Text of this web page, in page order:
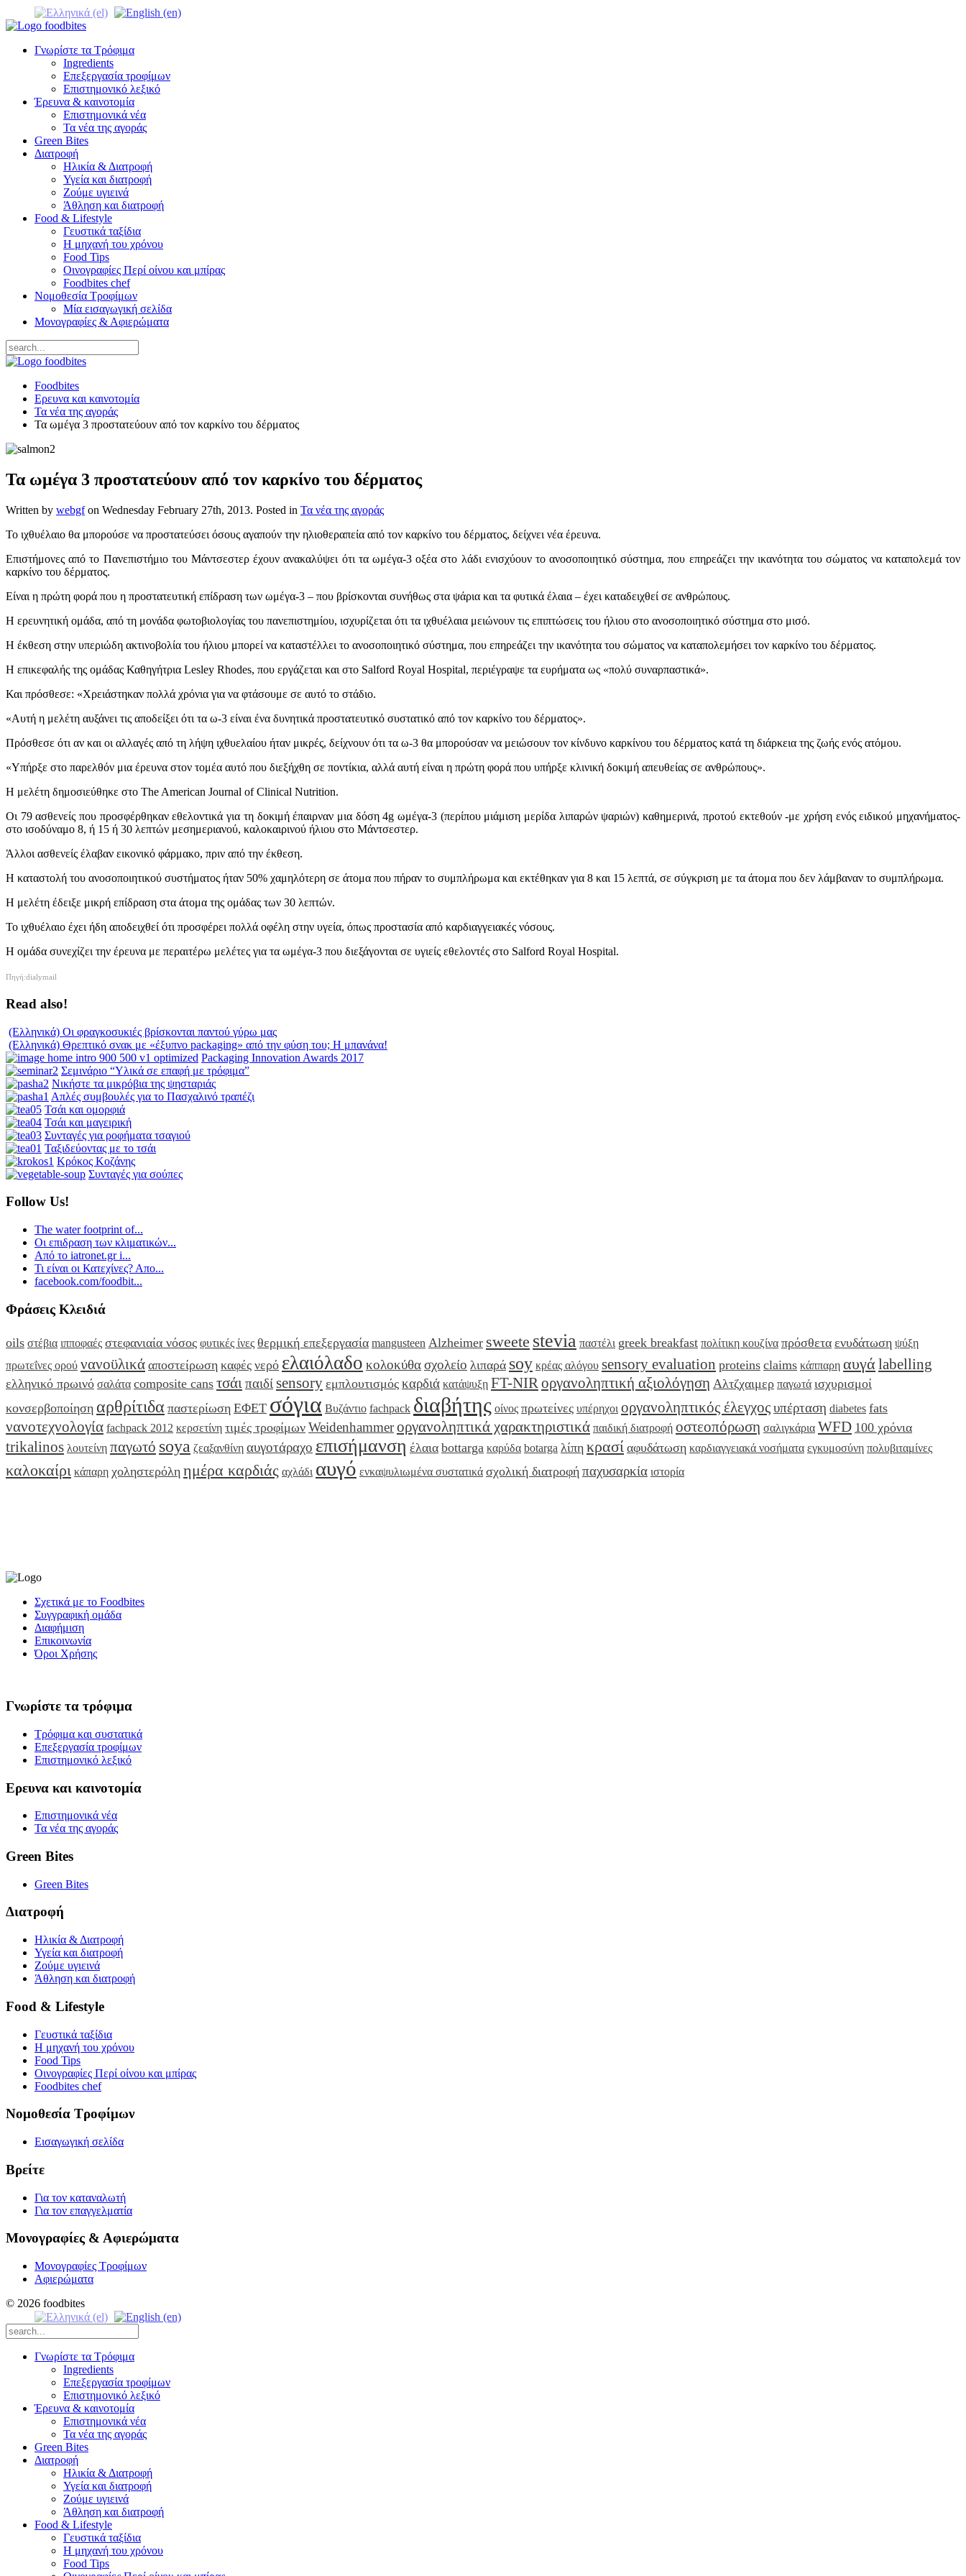
Γνωρίστε τα Τρόφιμα
Ingredients
Επεξεργασία τροφίμων
Επιστημονικό λεξικό
Έρευνα & καινοτομία
Επιστημονικά νέα
Τα νέα της αγοράς
Green Bites
Διατροφή
Ηλικία & Διατροφή
Υγεία και διατροφή
Ζούμε υγιεινά
Άθληση και διατροφή
Food & Lifestyle
Γευστικά ταξίδια
Η μηχανή του χρόνου
Food Tips
Οινογραφίες Περί οίνου και μπίρας
Foodbites chef
Νομοθεσία Τροφίμων
Μία εισαγωγική σελίδα
Μονογραφίες & Αφιερώματα
Foodbites
Ερευνα και καινοτομία
Τα νέα της αγοράς
Τα ωμέγα 3 προστατεύουν από τον καρκίνο του δέρματος
Τα ωμέγα 3 προστατεύουν από τον καρκίνο του δέρματος
Written by webgfon Wednesday February 27th, 2013. Posted in Τα νέα της αγοράς
Το ιχθυέλαιο θα μπορούσε να προστατεύσει όσους αγαπούν την ηλιοθεραπεία από τον καρκίνο του δέρματος, δείχνει νέα έρευνα.
Επιστήμονες από το Πανεπιστήμιο του Μάντσεστερ έχουν ανακαλύψει ότι τα ωμέγα-3 οξέα στο λάδι ενισχύουν το ανοσοποιητικό σύστημα, που επηρεάζει την ικανότητα του σώματος να καταπολεμά τον
καρκίνο του δέρματος.
Είναι η πρώτη φορά που η προστατευτική επίδραση των ωμέγα-3 – που βρίσκονται συνήθως στα ψάρια και τα φυτικά έλαια – έχει καταδειχθεί σε ανθρώπους.
Η ερευνητική ομάδα, από τη μονάδα φωτοβιολογίας του πανεπιστημίου, ισχυρίζεται ότι τα ιχθυέλαια μειώνουν τις επιπτώσεις του ήλιου στο ανοσοποιητικό σύστημα στο μισό.
Η έκθεση στην υπεριώδη ακτινοβολία του ήλιου μπορεί να καταστέλλει το ανοσοποιητικό σύστημα, που επηρεάζει την ικανότητα του σώματος να καταπολεμήσει τον καρκίνο του δέρματος.
Η επικεφαλής της ομάδας Καθηγήτρια Lesley Rhodes, που εργάζεται και στο Salford Royal Hospital, περιέγραψε τα ευρήματα ως «πολύ συναρπαστικά».
Και πρόσθεσε: «Χρειάστηκαν πολλά χρόνια για να φτάσουμε σε αυτό το στάδιο.
«Αυτή η μελέτη αυξάνει τις αποδείξει ότι τα ω-3 είναι ένα δυνητικά προστατευτικό συστατικό από τον καρκίνο του δέρματος».
Πρόσθεσε ότι αν και οι αλλαγές από τη λήψη ιχθυελαίου ήταν μικρές, δείχνουν ότι τα ω-3 θα μπορούσαν να μειώσουν τον κίνδυνο καρκίνου του δέρματος κατά τη διάρκεια της ζωής ενός ατόμου.
«Υπήρξε στο παρελθόν μια έρευνα στον τομέα αυτό που διεξήχθη σε ποντίκια, αλλά αυτή είναι η πρώτη φορά που υπήρξε κλινική δοκιμή απευθείας σε ανθρώπους».
Η μελέτη δημοσιεύθηκε στο The American Journal of Clinical Nutrition.
Οι 79 ασθενείς που προσφέρθηκαν εθελοντικά για τη δοκιμή έπαιρναν μια δόση 4g ωμέγα-3 (περίπου μιάμιση μερίδα λιπαρών ψαριών) καθημερινά, προτού εκτεθούν -με χρήση ενός ειδικού μηχανήματος-
στο ισοδύναμο 8, ή 15 ή 30 λεπτών μεσημεριανού, καλοκαιρινού ήλιου στο Μάντσεστερ.
Άλλοι ασθενείς έλαβαν εικονικό φάρμακο, πριν από την έκθεση.
Η καταστολή του ανοσοποιητικού συστήματος ήταν 50% χαμηλότερη σε άτομα που πήραν το συμπλήρωμα και εκτέθηκαν για 8 και 15 λεπτά, σε σύγκριση με τα άτομα που δεν λάμβαναν το συμπλήρωμα.
Η μελέτη έδειξε μικρή επίδραση στα άτομα της ομάδας των 30 λεπτών.
Το ιχθυέλαιο έχει ήδη αποδειχθεί ότι προσφέρει πολλά οφέλη στην υγεία, όπως προστασία από καρδιαγγειακές νόσους.
Η ομάδα συνεχίζει την έρευνα με περαιτέρω μελέτες για τα ωμέγα-3 που διεξάγονται σε υγιείς εθελοντές στο Salford Royal Hospital.
Πηγή:dialymail
Read also!
(Ελληνικά) Οι φραγκοσυκιές βρίσκονται παντού γύρω μας
(Ελληνικά) Θρεπτικό σνακ με «έξυπνο packaging» από την φύση του; Η μπανάνα!
Packaging Innovation Awards 2017
Σεμινάριο “Υλικά σε επαφή με τρόφιμα”
Νικήστε τα μικρόβια της ψησταριάς
Απλές συμβουλές για το Πασχαλινό τραπέζι
Τσάι και ομορφιά
Τσάι και μαγειρική
Συνταγές για ροφήματα τσαγιού
Ταξιδεύοντας με το τσάι
Κρόκος Κοζάνης
Συνταγές για σούπες
Follow Us!
The water footprint of...
Οι επιδραση των κλιματικών...
Από το iatronet.gr i...
Τι είναι οι Κατεχίνες? Απο...
facebook.com/foodbit...
Φράσεις Κλειδιά
oils στέβια ιπποφαές στεφανιαία νόσος φυτικές ίνες θερμική επεξεργασία mangusteen Alzheimer sweete stevia παστέλι greek breakfast πολίτικη κουζίνα πρόσθετα ενυδάτωση ψύξη
πρωτεΐνες ορού νανοϋλικά αποστείρωση καφές νερό ελαιόλαδο κολοκύθασχολείο λιπαρά soy κρέας αλόγου sensory evaluation proteins claims κάππαρη αυγά labelling
ελληνικό πρωινό σαλάτα composite cans τσάι παιδίsensory εμπλουτισμός καρδιά κατάψυξη FT-NIR οργανοληπτική αξιολόγηση Αλτζχαιμερ παγωτά ισχυρισμοί
κονσερβοποίηση αρθρίτιδα παστερίωση ΕΦΕΤ σόγια Βυζάντιο fachpack διαβήτης οίνος πρωτείνες υπέρηχοι οργανοληπτικός έλεγχοςυπέρταση diabetes fats
νανοτεχνολογία fachpack 2012 κερσετίνη τιμές τροφίμων Weidenhammerοργανοληπτικά χαρακτηριστικά παιδική διατροφή οστεοπόρωση σαλιγκάρια WFD 100 χρόνια
trikalinos λουτείνη παγωτό soya ζεαξανθίνη αυγοτάραχο επισήμανση έλαια bottarga καρύδα botarga λίπη κρασί αφυδάτωση καρδιαγγειακά νοσήματα εγκυμοσύνη πολυβιταμίνες
καλοκαίρι κάπαρη χοληστερόλη ημέρα καρδιάς αχλάδι αυγό ενκαψυλιωμένα συστατικά σχολική διατροφή παχυσαρκία ιστορία
Σχετικά με το Foodbites
Συγγραφική ομάδα
Διαφήμιση
Επικοινωνία
Όροι Χρήσης
Γνωρίστε τα τρόφιμα
Τρόφιμα και συστατικά
Επεξεργασία τροφίμων
Επιστημονικό λεξικό
Ερευνα και καινοτομία
Επιστημονικά νέα
Τα νέα της αγοράς
Green Bites
Green Bites
Διατροφή
Ηλικία & Διατροφή
Υγεία και διατροφή
Ζούμε υγιεινά
Άθληση και διατροφή
Food & Lifestyle
Γευστικά ταξίδια
Η μηχανή του χρόνου
Food Tips
Οινογραφίες Περί οίνου και μπίρας
Foodbites chef
Νομοθεσία Τροφίμων
Εισαγωγική σελίδα
Βρείτε
Για τον καταναλωτή
Για τον επαγγελματία
Μονογραφίες & Αφιερώματα
Μονογραφίες Τροφίμων
Αφιερώματα
© 2026 foodbites
Γνωρίστε τα Τρόφιμα
Ingredients
Επεξεργασία τροφίμων
Επιστημονικό λεξικό
Έρευνα & καινοτομία
Επιστημονικά νέα
Τα νέα της αγοράς
Green Bites
Διατροφή
Ηλικία & Διατροφή
Υγεία και διατροφή
Ζούμε υγιεινά
Άθληση και διατροφή
Food & Lifestyle
Γευστικά ταξίδια
Η μηχανή του χρόνου
Food Tips